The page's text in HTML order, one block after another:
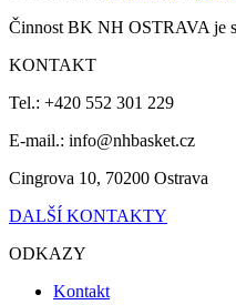
Činnost BK NH OSTRAVA je
KONTAKT
Tel.: +420 552 301 229
E-mail.: info@nhbasket.cz
Cingrova 10, 70200 Ostrava
DALŠÍ KONTAKTY
ODKAZY
Kontakt